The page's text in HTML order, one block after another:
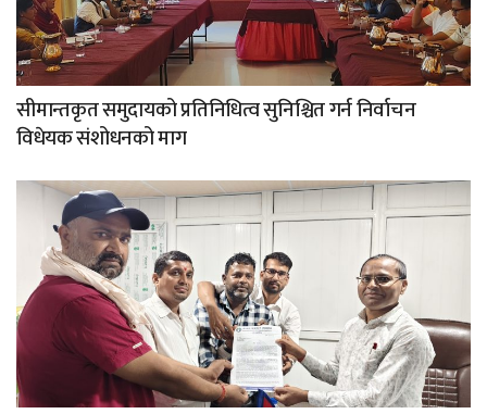
सीमान्तकृत समुदायको प्रतिनिधित्व सुनिश्चित गर्न निर्वाचन
विधेयक संशोधनको माग